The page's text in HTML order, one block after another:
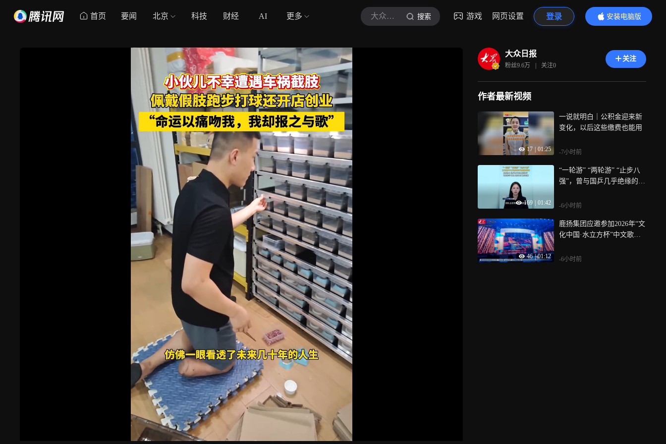
首页 要闻 北京 科技 财经 AI 更多 大众日报 搜索 游戏 网页设置 登录
安装电脑版
内容更精彩
大众日报
粉丝9.6万 | 关注0
关注
作者最新视频
17 01:25
一说就明白｜公积金迎来新
变化，以后这些缴费也能用
-7小时前
169 01:42
“一轮游” “两轮游” “止步八
强”，曾与国乒几乎绝缘的字
乒男单怎么赢回来？球迷在
-6小时前
46 | 01:12
鹿扬集团应邀参加2026年“文
化中国·水立方杯”中文歌曲
-6小时前